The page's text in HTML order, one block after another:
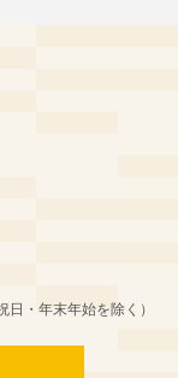
・年末年始を除く）